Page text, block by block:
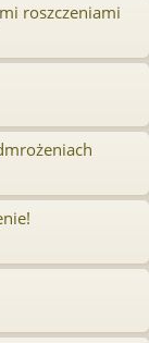
roszczeniami